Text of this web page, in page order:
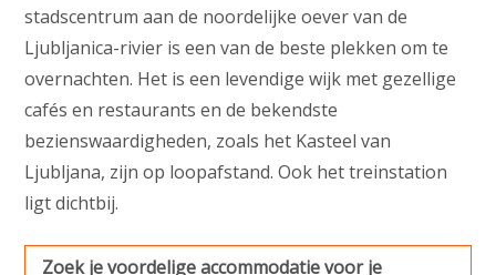
stadscentrum aan de noordelijke oever van de
Ljubljanica-rivier is een van de beste plekken om te
overnachten. Het is een levendige wijk met gezellige
cafés en restaurants en de bekendste
bezienswaardigheden, zoals het Kasteel van
Ljubljana, zijn op loopafstand. Ook het treinstation
ligt dichtbij.
Zoek je voordelige accommodatie voor je